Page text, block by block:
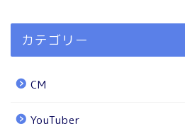
カテゴリー
CM
YouTuber